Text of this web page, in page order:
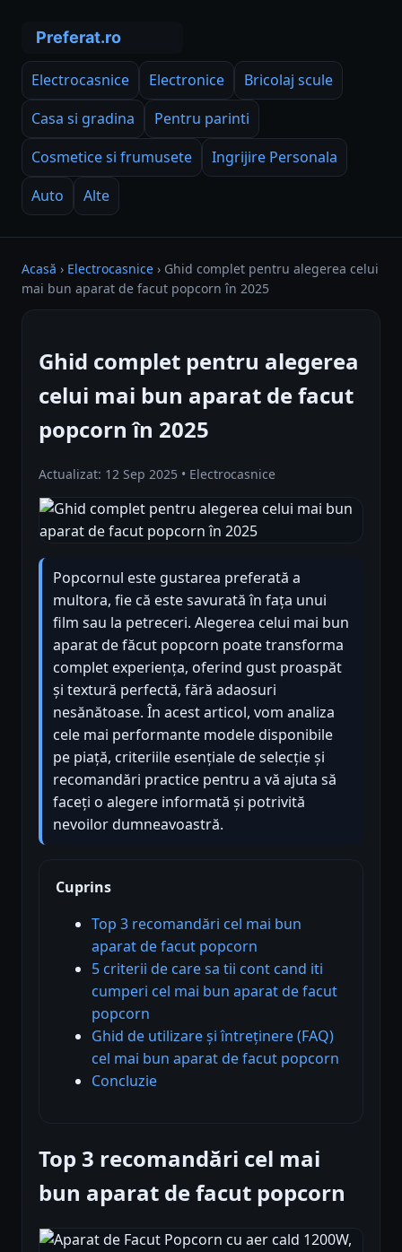
Electrocasnice Electronice
Bricolaj scule
Casa si gradina
Pentru parinti
Cosmetice si frumusete
Ingrijire Personala
Auto
Alte
Acasă › Electrocasnice › Ghid complet pentru alegerea celui
mai bun aparat de facut popcorn în 2025
Ghid complet pentru alegerea
celui mai bun aparat de facut
popcorn în 2025
Actualizat: 12 Sep 2025 • Electrocasnice
Popcornul este gustarea preferată a
multora, fie că este savurată în fața unui
film sau la petreceri. Alegerea celui mai bun
aparat de făcut popcorn poate transforma
complet experiența, oferind gust proaspăt
și textură perfectă, fără adaosuri
nesănătoase. În acest articol, vom analiza
cele mai performante modele disponibile
pe piață, criteriile esențiale de selecție și
recomandări practice pentru a vă ajuta să
faceți o alegere informată și potrivită
nevoilor dumneavoastră.
Cuprins
Top 3 recomandări cel mai bun
aparat de facut popcorn
5 criterii de care sa tii cont cand iti
cumperi cel mai bun aparat de facut
popcorn
Ghid de utilizare și întreținere (FAQ)
cel mai bun aparat de facut popcorn
Concluzie
Top 3 recomandări cel mai
bun aparat de facut popcorn